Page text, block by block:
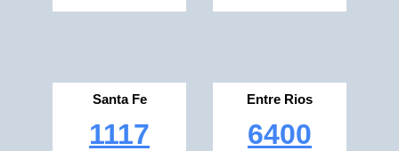
Santa Fe
1117
Entre Rios
6400